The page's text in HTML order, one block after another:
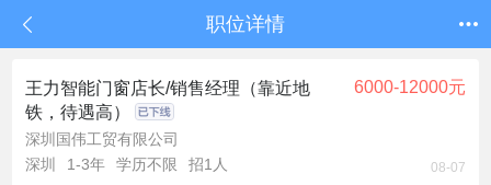
职位详情
王力智能门窗店长/销售经理（靠近地
铁，待遇高）
6000-12000元
深圳国伟工贸有限公司
深圳
1-3年 学历不限 招1人 08-07